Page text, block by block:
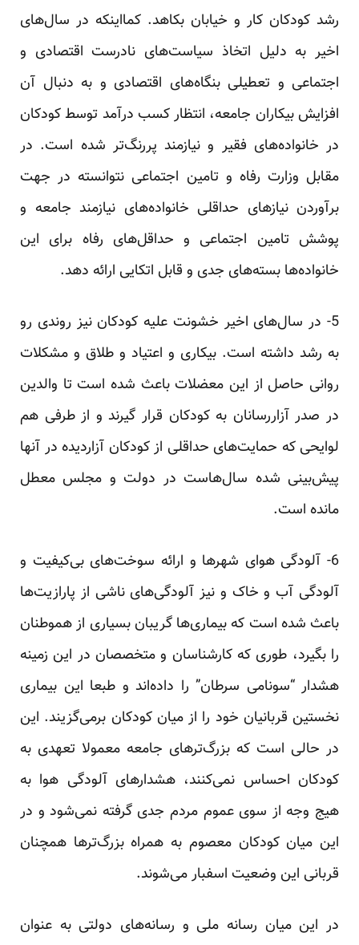
رشد کودکان کار و خیابان بکاهد. کما‌اینکه در سال‌های
اخیر به دلیل اتخاذ سیاست‌های نادرست اقتصادی و
اجتماعی و تعطیلی بنگاه‌های اقتصادی و به دنبال آن
افزایش بیکاران جامعه، انتظار کسب درآمد توسط کودکان
در خانواده‌های فقیر و نیازمند پررنگ‌تر شده است. در
مقابل وزارت رفاه و تامین اجتماعی نتوانسته در جهت
برآوردن نیازهای حداقلی خانواده‌های نیازمند جامعه و
پوشش تامین اجتماعی و حداقل‌های رفاه برای این
خانواده‌ها بسته‌های جدی و قابل اتکایی ارائه دهد.
5- در سال‌های اخیر خشونت علیه کودکان نیز روندی رو
به رشد داشته است. بیکاری و اعتیاد و طلاق و مشکلات
روانی حاصل از این معضلات باعث شده است تا والدین
در صدر آزاررسانان به کودکان قرار گیرند و از طرفی هم
لوایحی که حمایت‌های حداقلی از کودکان آزاردیده در آنها
پیش‌بینی شده سال‌هاست در دولت و مجلس معطل
مانده است.
6- آلودگی هوای شهر‌ها و ارائه سوخت‌های بی‌کیفیت و
آلودگی آب و خاک و نیز آلودگی‌های ناشی از پارازیت‌ها
باعث شده است که بیماری‌ها گریبان بسیاری از هموطنان
را بگیرد، طوری که کارشناسان و متخصصان در این زمینه
هشدار “سونامی سرطان” را داده‌اند و طبعا این بیماری
نخستین قربانیان خود را از میان کودکان برمی‌گزیند. این
در حالی است که بزرگ‌تر‌های جامعه معمولا تعهدی به
کودکان احساس نمی‌کنند، هشدارهای آلودگی هوا به
هیج وجه از سوی عموم مردم جدی گرفته نمی‌شود و در
این میان کودکان معصوم به همراه بزرگ‌تر‌ها همچنان
قربانی این وضعیت اسفبار می‌شوند.
در این میان رسانه ملی و رسانه‌های دولتی به عنوان